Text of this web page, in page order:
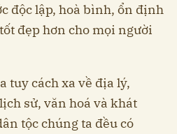
độc lập, hoà bình, ổn định
đẹp hơn cho mọi người
tuy cách xa về địa lý,
sử, văn hoá và khát
tộc chúng ta đều có